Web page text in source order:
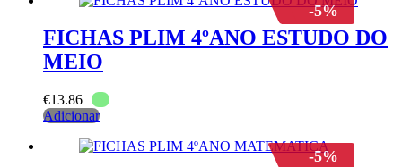
-5%
FICHAS PLIM 4ºANO ESTUDO DO
MEIO
€13.86
Adicionar
-5%